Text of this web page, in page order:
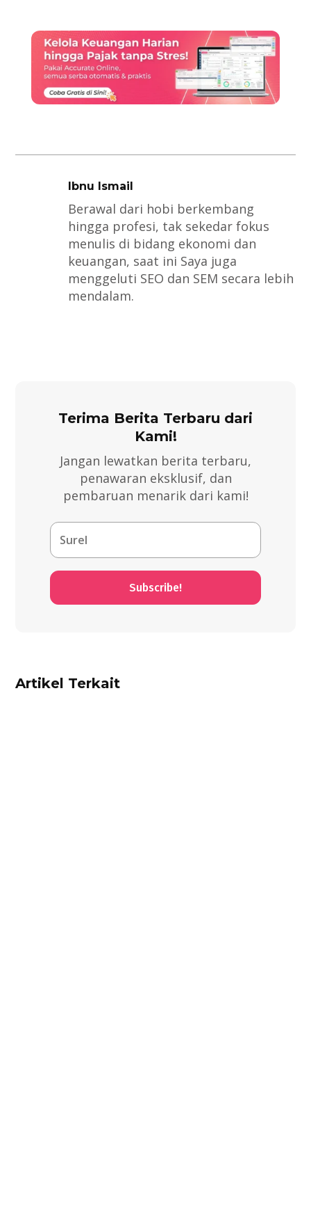
Ibnu Ismail
Berawal dari hobi berkembang
hingga profesi, tak sekedar fokus
menulis di bidang ekonomi dan
keuangan, saat ini Saya juga
menggeluti SEO dan SEM secara lebih
mendalam.
Terima Berita Terbaru dari
Kami!
Jangan lewatkan berita terbaru,
penawaran eksklusif, dan
pembaruan menarik dari kami!
Subscribe!
Artikel Terkait